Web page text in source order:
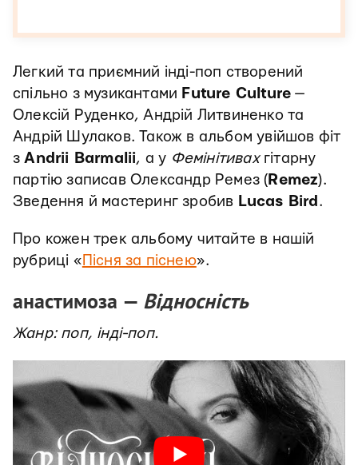
Легкий та приємний інді-поп створений
спільно з музикантами Future Culture —
Олексій Руденко, Андрій Литвиненко та
Андрій Шулаков. Також в альбом увійшов фіт
зAndrii Barmalii, а у Фемінітивахгітарну
партію записав Олександр Ремез ( Remez).
Зведення й мастеринг зробив Lucas Bird .
Про кожен трек альбому читайте в нашій
рубриці « Пісня за піснею».
анастимоза — Відносність
Жанр: поп, інді-поп.